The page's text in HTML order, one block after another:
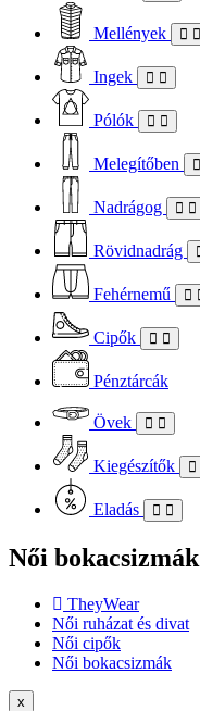
Mellények
Ingek
Pólók
Melegítőben
Nadrágog
Rövidnadrág
Fehérnemű
Cipők
Pénztárcák
Övek
Kiegészítők
Eladás
Női bokacsizmák
TheyWear
Női ruházat és divat
Női cipők
Női bokacsizmák
x